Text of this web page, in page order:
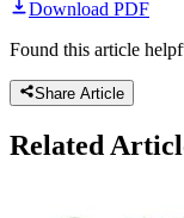
Download PDF
Found this article
Share Article
Related